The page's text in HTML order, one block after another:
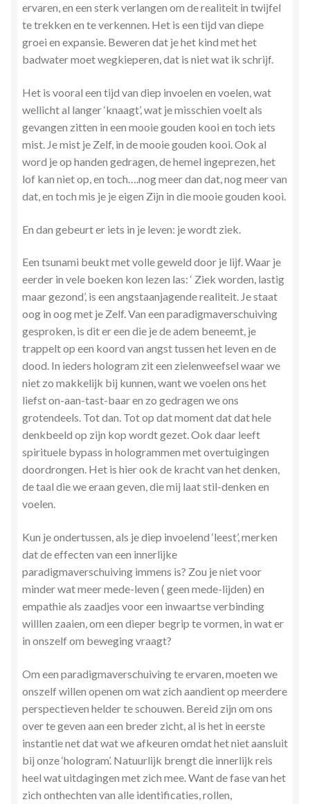
ervaren, en een sterk verlangen om de realiteit in twijfel
te trekken en te verkennen. Het is een tijd van diepe
groei en expansie. Beweren dat je het kind met het
badwater moet wegkieperen, dat is niet wat ik schrijf.
Het is vooral een tijd van diep invoelen en voelen, wat
wellicht al langer ‘knaagt’, wat je misschien voelt als
gevangen zitten in een mooie gouden kooi en toch iets
mist. Je mist je Zelf, in de mooie gouden kooi. Ook al
word je op handen gedragen, de hemel ingeprezen, het
lof kan niet op, en toch….nog meer dan dat, nog meer van
dat, en toch mis je je eigen Zijn in die mooie gouden kooi.
En dan gebeurt er iets in je leven: je wordt ziek.
Een tsunami beukt met volle geweld door je lijf. Waar je
eerder in vele boeken kon lezen las: ‘ Ziek worden, lastig
maar gezond’, is een angstaanjagende realiteit. Je staat
oog in oog met je Zelf. Van een paradigmaverschuiving
gesproken, is dit er een die je de adem beneemt, je
trappelt op een koord van angst tussen het leven en de
dood. In ieders hologram zit een zielenweefsel waar we
niet zo makkelijk bij kunnen, want we voelen ons het
liefst on-aan-tast-baar en zo gedragen we ons
grotendeels. Tot dan. Tot op dat moment dat dat hele
denkbeeld op zijn kop wordt gezet. Ook daar leeft
spirituele bypass in hologrammen met overtuigingen
doordrongen. Het is hier ook de kracht van het denken,
de taal die we eraan geven, die mij laat stil-denken en
voelen.
Kun je ondertussen, als je diep invoelend ‘leest’, merken
dat de effecten van een innerlijke
paradigmaverschuiving immens is? Zou je niet voor
minder wat meer mede-leven ( geen mede-lijden) en
empathie als zaadjes voor een inwaartse verbinding
willlen zaaien, om een dieper begrip te vormen, in wat er
in onszelf om beweging vraagt?
Om een ​​paradigmaverschuiving te ervaren, moeten we
onszelf willen openen om wat zich aandient op meerdere
perspectieven helder te schouwen. Bereid zijn om ons
over te geven aan een breder zicht, al is het in eerste
instantie net dat wat we afkeuren omdat het niet aansluit
bij onze ‘hologram’. Natuurlijk brengt die innerlijk reis
heel wat uitdagingen met zich mee. Want de fase van het
zich onthechten van alle identificaties, rollen,